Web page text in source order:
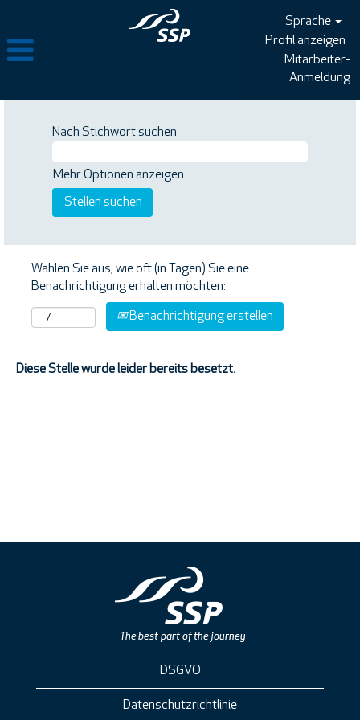
Sprache
Profil anzeigen
Mitarbeiter-
Anmeldung
Nach Stichwort suchen
Mehr Optionen anzeigen
Wählen Sie aus, wie oft (in Tagen) Sie eine
Benachrichtigung erhalten möchten:
Benachrichtigung erstellen
Diese Stelle wurde leider bereits besetzt.
DSGVO
Datenschutzrichtlinie